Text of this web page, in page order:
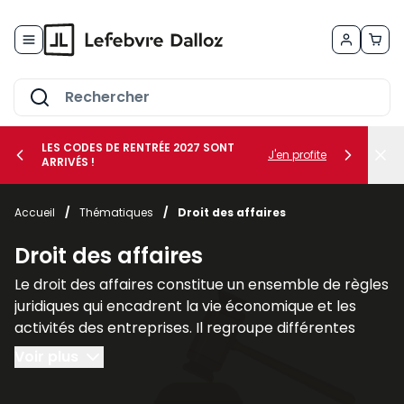
le sous-menu Vos métiers
le sous-menu Vos besoins
LES CODES DE RENTRÉE 2027 SONT
ARRIVÉS !
J'en profite
Accueil / Thématiques / Droit des affaires
Droit des affaires
Le droit des affaires constitue un ensemble de règles
juridiques qui encadrent la vie économique et les
activités des entreprises. Il regroupe différentes
branches du droit qui interviennent dans la création,
la gestion et la protection des sociétés ainsi que